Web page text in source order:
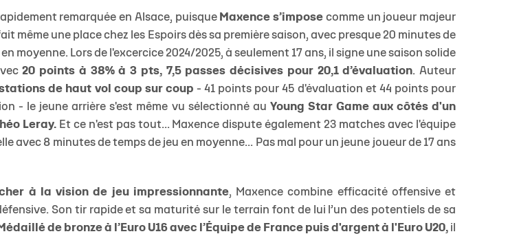
remarquée en Alsace, puisque Maxence s’impose comme un joueur majeur
même une place chez les Espoirs dès sa première saison, avec presque 20 minutes de
moyenne. Lors de l'excercice 2024/2025, à seulement 17 ans, il signe une saison solide
20 points à 38% à 3 pts, 7,5 passes décisives pour 20,1 d’évaluation. Auteur
de haut vol coup sur coup- 41 points pour 45 d'évaluation et 44 points pour
- le jeune arrière s'est même vu sélectionné au Young Star Game aux côtés d'un
Leray. Et ce n'est pas tout... Maxence dispute également 23 matches avec l'équipe
avec 8 minutes de temps de jeu en moyenne... Pas mal pour un jeune joueur de 17 ans
à la vision de jeu impressionnante, Maxence combine efficacité offensive et
Son tir rapide et sa maturité sur le terrain font de lui l’un des potentiels de sa
de bronze à l’Euro U16 avec l’Équipe de France puis d'argent à l'Euro U20, il